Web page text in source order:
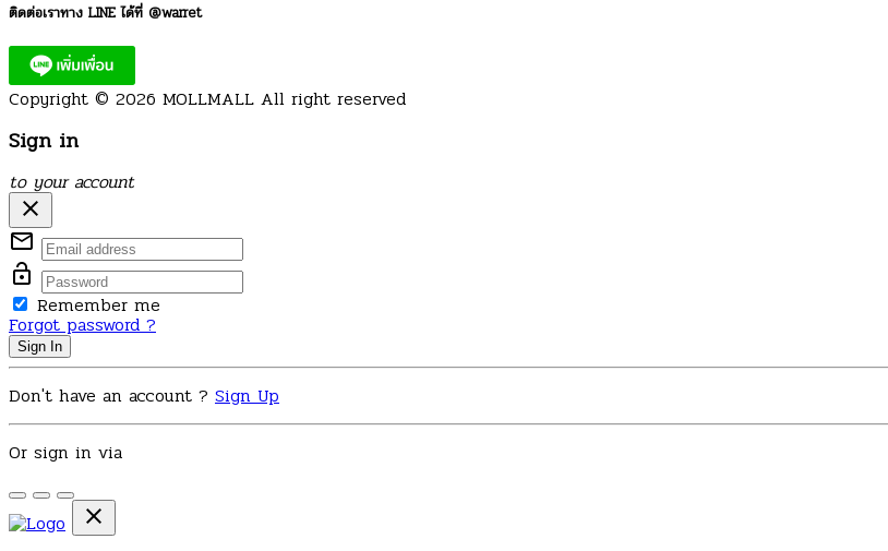
ติดต่อเราทาง LINE ได้ที่ @warret
Copyright © 2026 MOLLMALL All right reserved
Sign in
to your account
close
mail_outline
lock_open
Remember me
Forgot password ?
Sign In
Don't have an account ? Sign Up
Or sign in via
close